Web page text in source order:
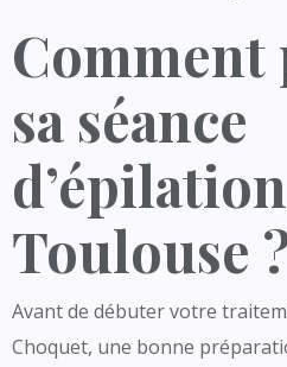
Comment
sa séance
Toulouse
Avant de débuter votre
Choquet, une bonne